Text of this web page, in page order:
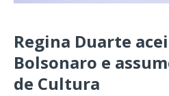
Regina Duarte
Bolsonaro e
de Cultura